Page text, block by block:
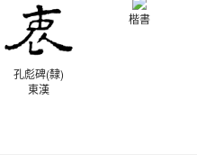
孔彪碑(隸)
東漢
楷書